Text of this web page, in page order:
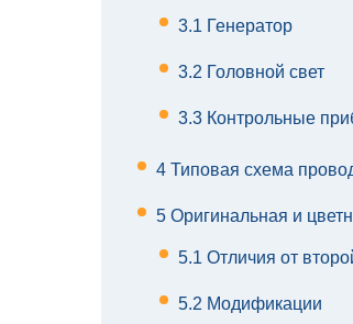
3.1 Генератор
3.2 Головной свет
3.3 Контрольные
4 Типовая схема
5 Оригинальная и
5.1 Отличия от
5.2 Модификации